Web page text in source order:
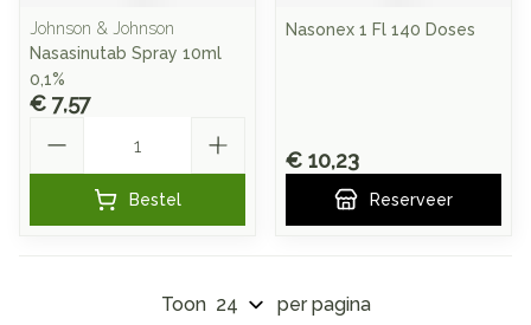
Johnson & Johnson
Nasasinutab Spray 10ml
0,1%
€ 7,57
Bestel
Nasonex 1 Fl 140 Doses
€ 10,23
Reserveer
Toon per pagina